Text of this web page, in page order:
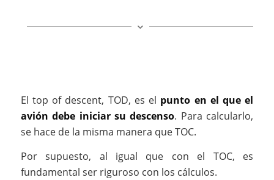
El top of descent, TOD, es el punto en el que el
avión debe iniciar su descenso. Para calcularlo,
se hace de la misma manera que TOC.
Por supuesto, al igual que con el TOC, es
fundamental ser riguroso con los cálculos.